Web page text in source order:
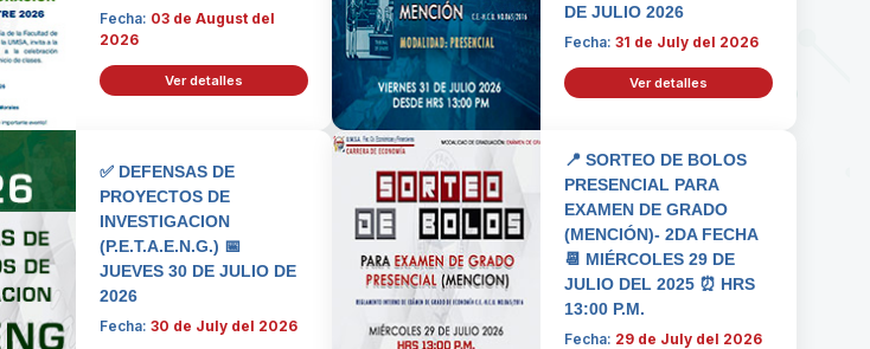
Fecha: 03 de August del
2026
Ver detalles
DE JULIO 2026
Fecha:31 de July del 2026
Ver detalles
✅ DEFENSAS DE
PROYECTOS DE
INVESTIGACION
(P.E.T.A.E.N.G.) 📅
JUEVES 30 DE JULIO DE
2026
Fecha:30 de July del 2026
📍 SORTEO DE BOLOS
PRESENCIAL PARA
EXAMEN DE GRADO
(MENCIÓN)- 2DA FECHA
📆 MIÉRCOLES 29 DE
JULIO DEL 2025 ⏰ HRS
13:00 P.M.
Fecha: 29 de July del 2026